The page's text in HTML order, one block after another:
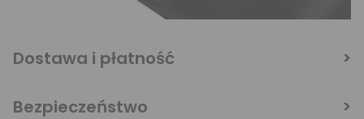
Dostawa i płatność
Bezpieczeństwo